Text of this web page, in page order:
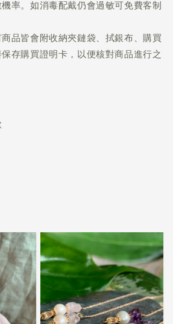
率。如消毒配戴仍會過敏可免費客制
品皆會附收納夾鏈袋、拭銀布、購買
存購買證明卡，以便核對商品進行之